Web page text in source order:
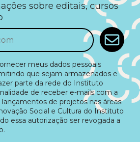
sobre editais, cursos
meus dados pessoais
que sejam armazenados e
parte da rede do Instituto
de receber e-mails com a
de projetos nas áreas
Social e Cultura do Instituto
essa autorização ser revogada a